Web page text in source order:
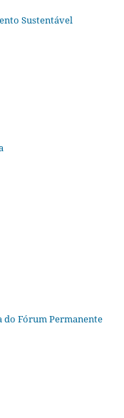
Sustentável
do Fórum Permanente